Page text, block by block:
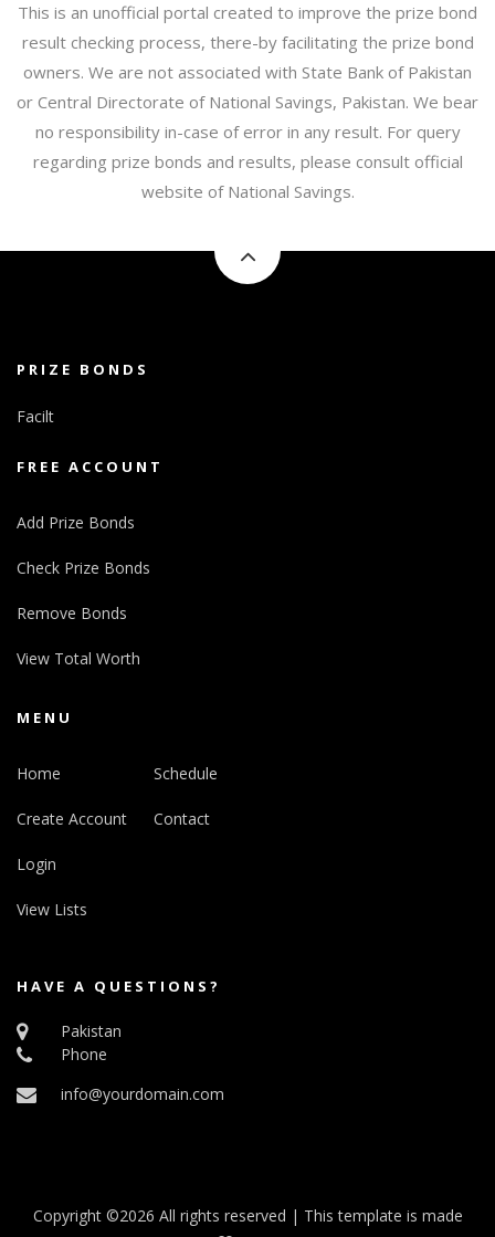
This is an unofficial portal created to improve the prize bond
result checking process, there-by facilitating the prize bond
owners. We are not associated with State Bank of Pakistan
or Central Directorate of National Savings, Pakistan. We bear
no responsibility in-case of error in any result. For query
regarding prize bonds and results, please consult official
website of National Savings.
PRIZE BONDS
Facilt
FREE ACCOUNT
Add Prize Bonds
Check Prize Bonds
Remove Bonds
View Total Worth
MENU
Home
Create Account
Login
View Lists
Schedule
Contact
HAVE A QUESTIONS?
Pakistan
Phone
info@yourdomain.com
Copyright ©2026 All rights reserved | This template is made